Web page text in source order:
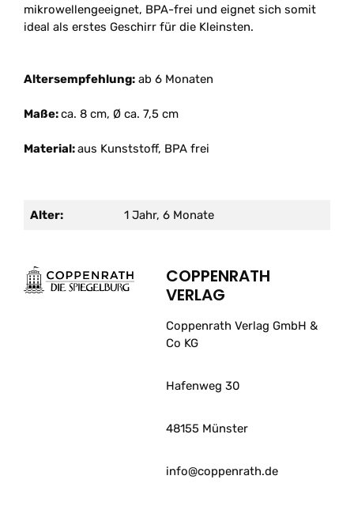
mikrowellengeeignet, BPA-frei und eignet sich somit
ideal als erstes Geschirr für die Kleinsten.
Altersempfehlung: ab 6 Monaten
Maße:ca. 8 cm, Ø ca. 7,5 cm
Material:aus Kunststoff, BPA frei
Alter: 1 Jahr, 6 Monate
COPPENRATH
VERLAG
Coppenrath Verlag GmbH &
Co KG
Hafenweg 30
48155 Münster
info@coppenrath.de